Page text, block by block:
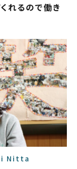
れるので働き
Nitta